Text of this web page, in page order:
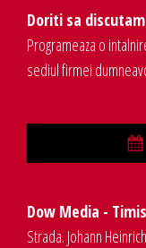
Doriti sa
Programeaza o
sediul firmei
Dow Media -
Strada. Johann